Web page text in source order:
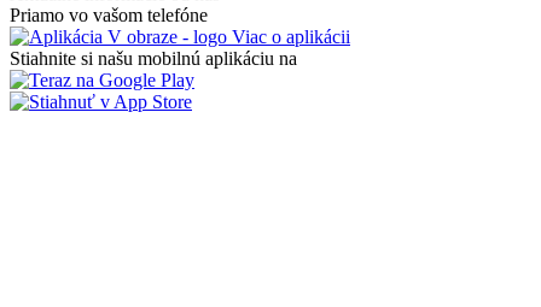
Priamo vo vašom telefóne
Viac o aplikácii
Stiahnite si našu mobilnú aplikáciu na